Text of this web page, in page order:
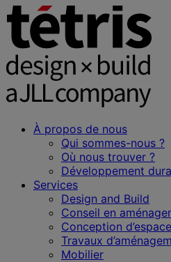
À propos de nous
Qui sommes-nous ?
Où nous trouver ?
Développement
Services
Design and Build
Conseil en
Conception
Travaux
Mobilier